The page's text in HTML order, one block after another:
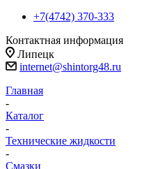
+7(4742) 370-333
Контактная информация
Липецк
internet@shintorg48.ru
Главная
-
Каталог
-
Технические жидкости
-
Смазки